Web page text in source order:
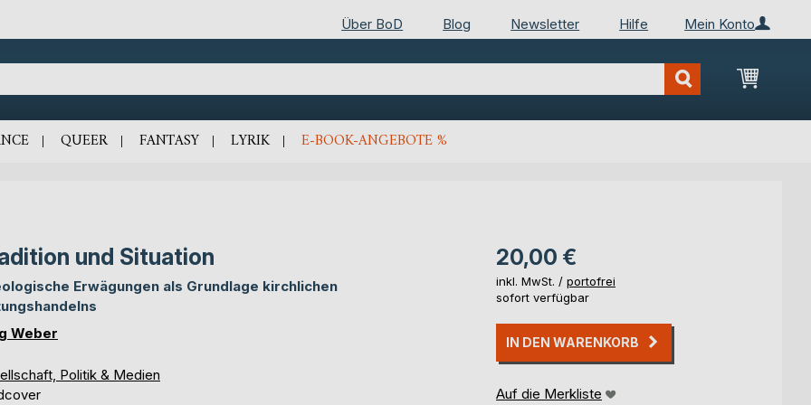
Mein Konto
Über BoD Blog Newsletter Hilfe
Mein
QUEER FANTASY LYRIK E-BOOK-ANGEBOTE %
und Situation
Erwägungen als Grundlage kirchlichen
Weber
Politik & Medien
20,00 €
inkl. MwSt. / portofrei
sofort verfügbar
IN DEN WARENKORB
Auf die Merkliste